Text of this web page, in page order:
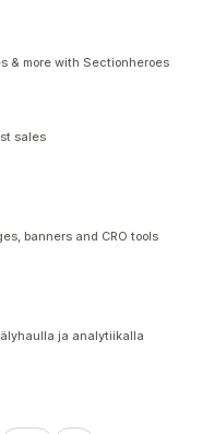
& more with Sectionheroes
sales
banners and CRO tools
ja analytiikalla